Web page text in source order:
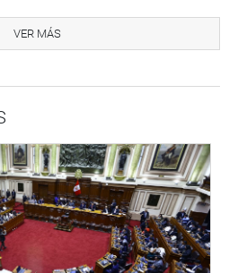
se basa el dictamen, mostró su
que se sustenta en lo dicho por
Alejandro Muñante Barrios
por consolidar los
“el derecho a la vida es el
y proteger, porque con la
se protege desde la
VER MÁS